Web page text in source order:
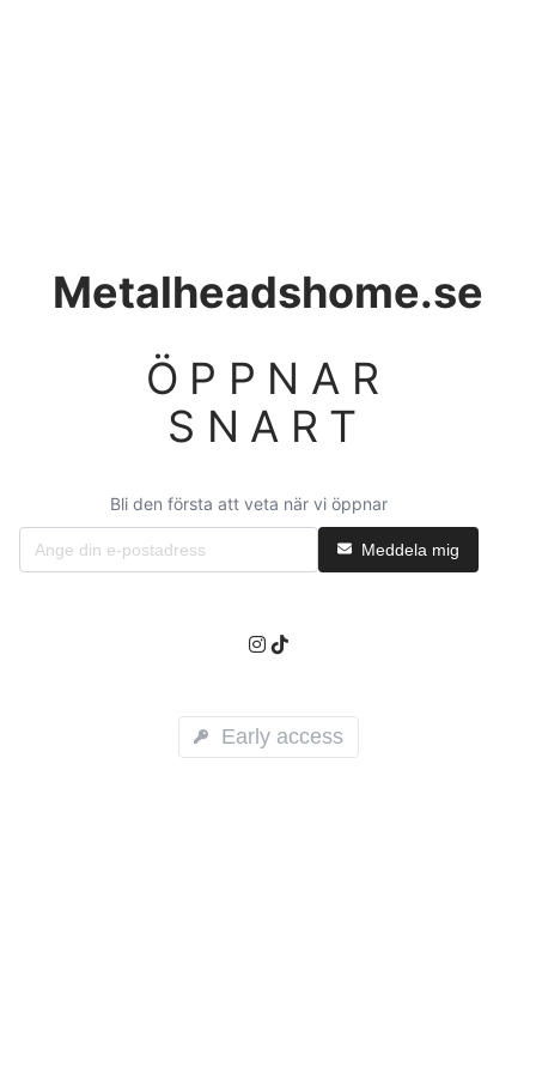
Metalheadshome.se
ÖPPNAR
SNART
Bli den första att veta när vi öppnar
Meddela mig
Early access